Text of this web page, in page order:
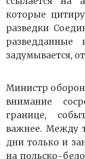
которые
разведки
задумывается,
Министр
внимание
границе,
важнее. Между
дни только и
на польско-